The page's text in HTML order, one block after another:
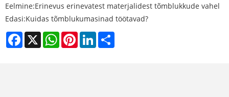
Eelmine:Erinevus erinevatest materjalidest tõmblukkude vahel
Edasi:Kuidas tõmblukumasinad töötavad?
Facebook
X WhatsAppPinterestLinkedIn